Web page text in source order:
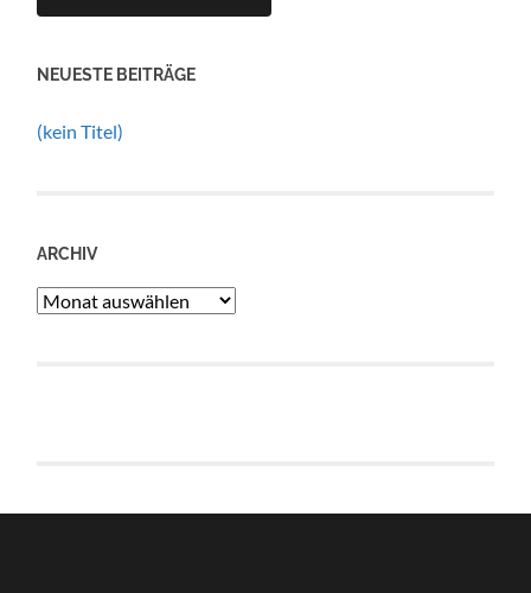
NEUESTE BEITRÄGE
(kein Titel)
ARCHIV
Archiv